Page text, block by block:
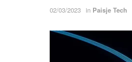
02/03/2023 in Paisje Tech